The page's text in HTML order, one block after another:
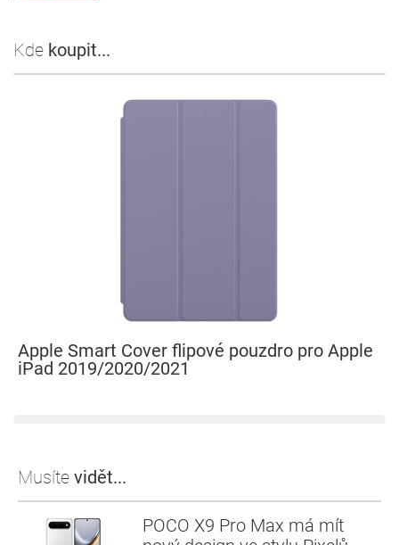
Kde koupit...
Apple Smart Cover flipové pouzdro pro Apple
iPad 2019/2020/2021
Musíte vidět...
POCO X9 Pro Max má mít